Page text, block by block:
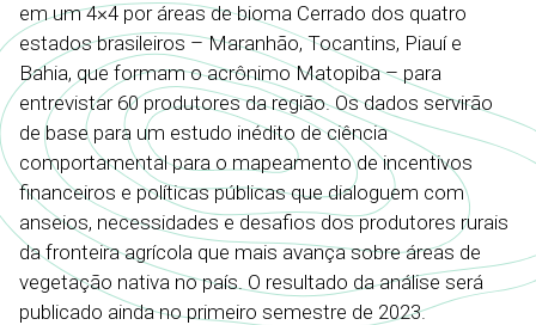
em um 4×4 por áreas de bioma Cerrado dos quatro
estados brasileiros – Maranhão, Tocantins, Piauí e
Bahia, que formam o acrônimo Matopiba – para
entrevistar 60 produtores da região. Os dados servirão
de base para um estudo inédito de ciência
comportamental para o mapeamento de incentivos
financeiros e políticas públicas que dialoguem com
anseios, necessidades e desafios dos produtores rurais
da fronteira agrícola que mais avança sobre áreas de
vegetação nativa no país. O resultado da análise será
publicado ainda no primeiro semestre de 2023.